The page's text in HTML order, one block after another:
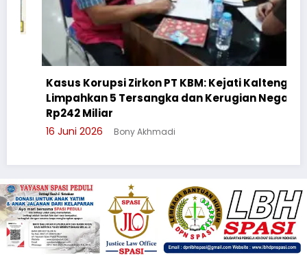
Kasus Korupsi Zirkon PT KBM: Kejati Kalteng
Limpahkan 5 Tersangka dan Kerugian Negara
Rp242 Miliar
16 Juni 2026 Bony Akhmadi